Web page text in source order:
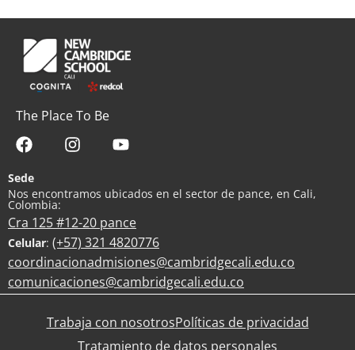
The Place To Be
Sede
Nos encontramos ubicados en el sector de pance, en Cali,
Colombia:
Cra 125 #12-20 pance
Celular: (+57) 321 4820776
coordinacionadmisiones@cambridgecali.edu.co
comunicaciones@cambridgecali.edu.co
Trabaja con nosotrosPolíticas de privacidad
Tratamiento de datos personales